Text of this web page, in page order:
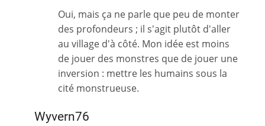
Oui, mais ça ne parle que peu de monter
des profondeurs ; il s'agit plutôt d'aller
au village d'à côté. Mon idée est moins
de jouer des monstres que de jouer une
inversion : mettre les humains sous la
cité monstrueuse.
Wyvern76